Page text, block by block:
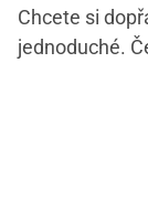
Chcete si
jednoduché.